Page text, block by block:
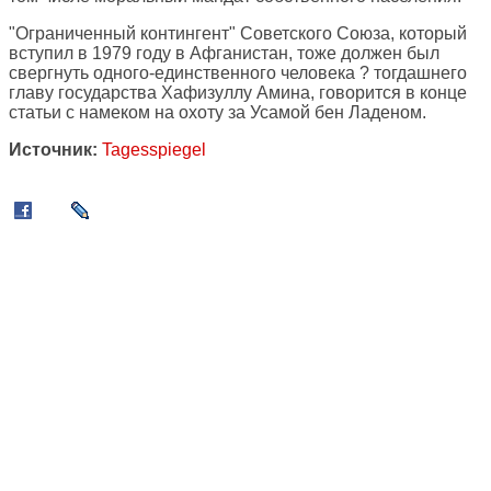
"Ограниченный контингент" Советского Союза, который
вступил в 1979 году в Афганистан, тоже должен был
свергнуть одного-единственного человека ? тогдашнего
главу государства Хафизуллу Амина, говорится в конце
статьи с намеком на охоту за Усамой бен Ладеном.
Источник: Tagesspiegel